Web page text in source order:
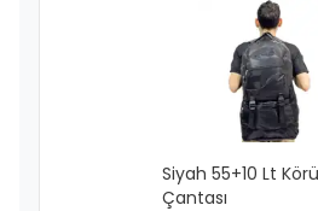
Siyah 55+10 Lt
Çantası